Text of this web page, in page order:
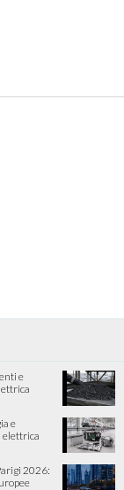
e
e
elettrica
2026: